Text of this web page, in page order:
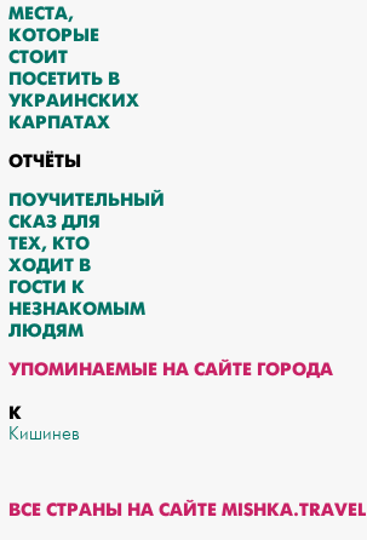
МЕСТА,
КОТОРЫЕ
СТОИТ
ПОСЕТИТЬ В
УКРАИНСКИХ
КАРПАТАХ
ОТЧЁТЫ
ПОУЧИТЕЛЬНЫЙ
СКАЗ ДЛЯ
ТЕХ, КТО
ХОДИТ В
ГОСТИ К
НЕЗНАКОМЫМ
ЛЮДЯМ
УПОМИНАЕМЫЕ НА САЙТЕ ГОРОДА
К
Кишинев
ВСЕ СТРАНЫ НА САЙТЕ MISHKA.TRAVEL